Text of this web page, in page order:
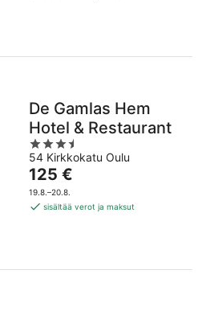
De Gamlas Hem
Hotel & Restaurant
3.5
out
of
5
54 Kirkkokatu Oulu
Hinta
on
125 €
125 €
19.8.–20.8.
sisältää verot ja maksut